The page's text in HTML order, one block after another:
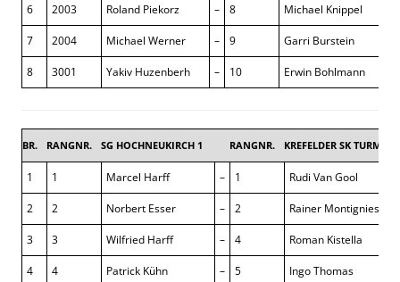
6 2003 Roland Piekorz – 8 Michael Knippel
7 2004 Michael Werner – 9 Garri Burstein
8 3001 Yakiv Huzenberh – 10 Erwin Bohlmann
BR. RANGNR. SG HOCHNEUKIRCH 1 RANGNR. KREFELDER SK TURM 1
1 1 Marcel Harff – 1 Rudi Van Gool
2 2 Norbert Esser – 2 Rainer Montignies
3 3 Wilfried Harff – 4 Roman Kistella
4 4 Patrick Kühn – 5 Ingo Thomas